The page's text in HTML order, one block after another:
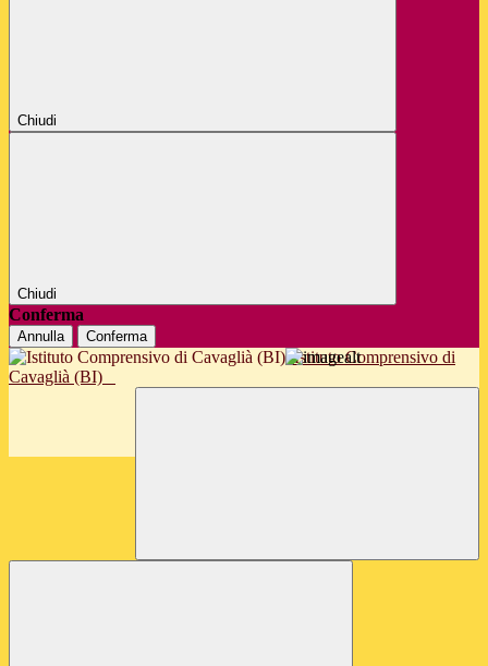
Chiudi
Chiudi
Conferma
Annulla Conferma
Istituto Comprensivo di
Cavaglià (BI)